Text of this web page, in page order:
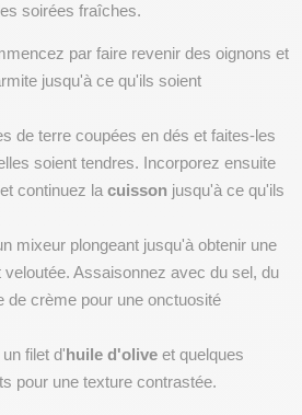
soirées fraîches.
par faire revenir des oignons et
jusqu'à ce qu'ils soient
de terre coupées en dés et faites-les
soient tendres. Incorporez ensuite
et continuez la cuisson jusqu'à ce qu'ils
mixeur plongeant jusqu'à obtenir une
Assaisonnez avec du sel, du
de crème pour une onctuosité
filet d'huile d'olive et quelques
pour une texture contrastée.